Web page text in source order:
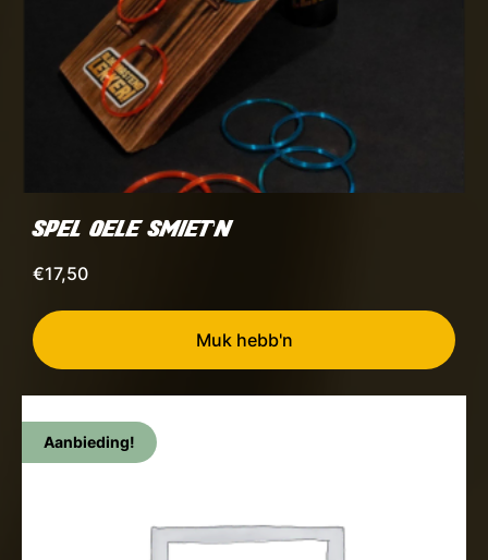
SPEL OELE SMIET’N
€17,50
Muk hebb'n
Aanbieding!